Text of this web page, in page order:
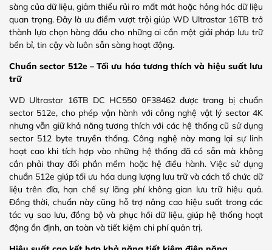
sàng của dữ liệu, giảm thiểu rủi ro mất mát hoặc hỏng hóc dữ liệu
quan trọng. Đây là ưu điểm vượt trội giúp WD Ultrastar 16TB trở
thành lựa chọn hàng đầu cho những ai cần một giải pháp lưu trữ
bền bỉ, tin cậy và luôn sẵn sàng hoạt động.
Chuẩn sector 512e – Tối ưu hóa tương thích và hiệu suất lưu
trữ
WD Ultrastar 16TB DC HC550 0F38462 được trang bị chuẩn
sector 512e, cho phép vận hành với công nghệ vật lý sector 4K
nhưng vẫn giữ khả năng tương thích với các hệ thống cũ sử dụng
sector 512 byte truyền thống. Công nghệ này mang lại sự linh
hoạt cao khi tích hợp vào những hệ thống đã có sẵn mà không
cần phải thay đổi phần mềm hoặc hệ điều hành. Việc sử dụng
chuẩn 512e giúp tối ưu hóa dung lượng lưu trữ và cách tổ chức dữ
liệu trên đĩa, hạn chế sự lãng phí không gian lưu trữ hiệu quả.
Đồng thời, chuẩn này cũng hỗ trợ nâng cao hiệu suất trong các
tác vụ sao lưu, đồng bộ và phục hồi dữ liệu, giúp hệ thống hoạt
động ổn định, an toàn và tiết kiệm chi phí quản trị.